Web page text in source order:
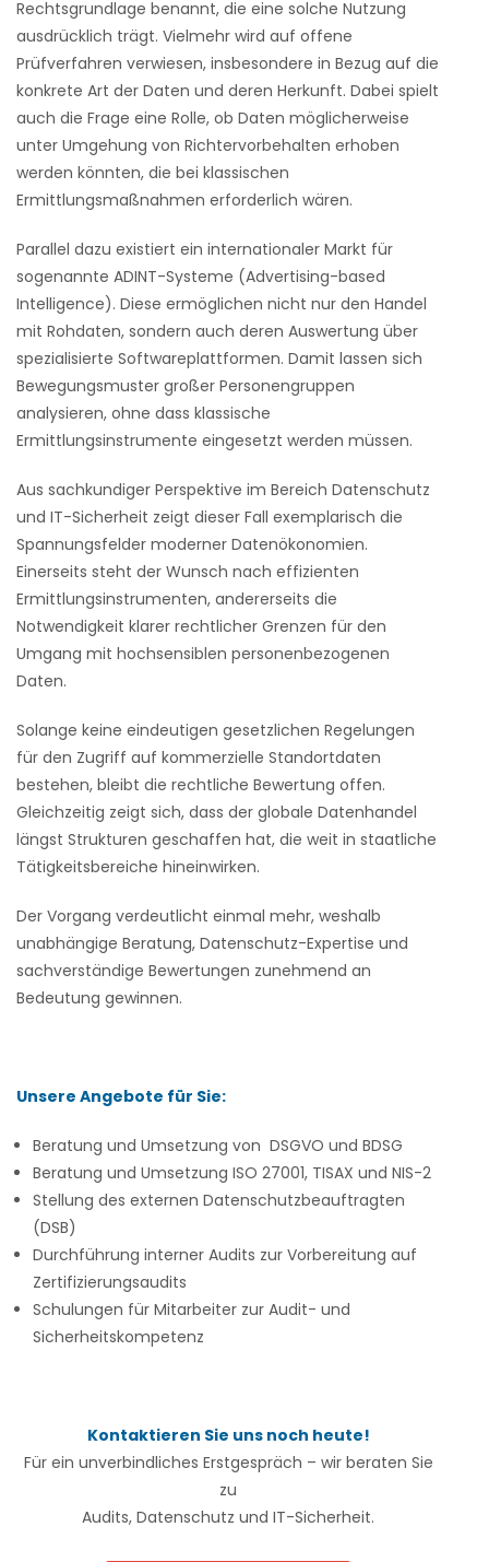
Rechtsgrundlage benannt, die eine solche Nutzung
ausdrücklich trägt. Vielmehr wird auf offene
Prüfverfahren verwiesen, insbesondere in Bezug auf die
konkrete Art der Daten und deren Herkunft. Dabei spielt
auch die Frage eine Rolle, ob Daten möglicherweise
unter Umgehung von Richtervorbehalten erhoben
werden könnten, die bei klassischen
Ermittlungsmaßnahmen erforderlich wären.
Parallel dazu existiert ein internationaler Markt für
sogenannte ADINT-Systeme (Advertising-based
Intelligence). Diese ermöglichen nicht nur den Handel
mit Rohdaten, sondern auch deren Auswertung über
spezialisierte Softwareplattformen. Damit lassen sich
Bewegungsmuster großer Personengruppen
analysieren, ohne dass klassische
Ermittlungsinstrumente eingesetzt werden müssen.
Aus sachkundiger Perspektive im Bereich Datenschutz
und IT-Sicherheit zeigt dieser Fall exemplarisch die
Spannungsfelder moderner Datenökonomien.
Einerseits steht der Wunsch nach effizienten
Ermittlungsinstrumenten, andererseits die
Notwendigkeit klarer rechtlicher Grenzen für den
Umgang mit hochsensiblen personenbezogenen
Daten.
Solange keine eindeutigen gesetzlichen Regelungen
für den Zugriff auf kommerzielle Standortdaten
bestehen, bleibt die rechtliche Bewertung offen.
Gleichzeitig zeigt sich, dass der globale Datenhandel
längst Strukturen geschaffen hat, die weit in staatliche
Tätigkeitsbereiche hineinwirken.
Der Vorgang verdeutlicht einmal mehr, weshalb
unabhängige Beratung, Datenschutz-Expertise und
sachverständige Bewertungen zunehmend an
Bedeutung gewinnen.
Unsere Angebote für Sie:
Beratung und Umsetzung von DSGVO und BDSG
Beratung und Umsetzung ISO 27001, TISAX und NIS-2
Stellung des externen Datenschutzbeauftragten
(DSB)
Durchführung interner Audits zur Vorbereitung auf
Zertifizierungsaudits
Schulungen für Mitarbeiter zur Audit- und
Sicherheitskompetenz
Kontaktieren Sie uns noch heute!
Für ein unverbindliches Erstgespräch – wir beraten Sie
zu
Audits, Datenschutz und IT-Sicherheit.